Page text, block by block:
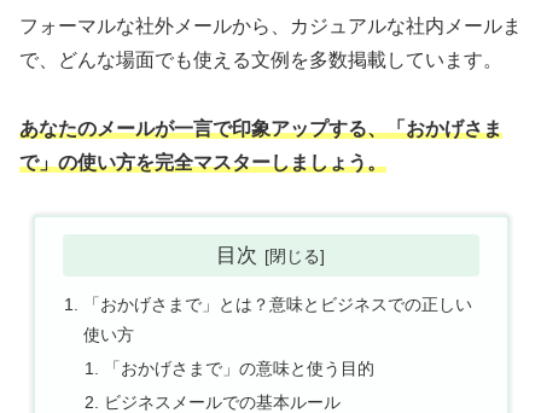
フォーマルな社外メールから、カジュアルな社内メールま
で、どんな場面でも使える文例を多数掲載しています。
あなたのメールが一言で印象アップする、「おかげさま
で」の使い方を完全マスターしましょう。
目次
「おかげさまで」とは？意味とビジネスでの正しい
使い方
「おかげさまで」の意味と使う目的
ビジネスメールでの基本ルール